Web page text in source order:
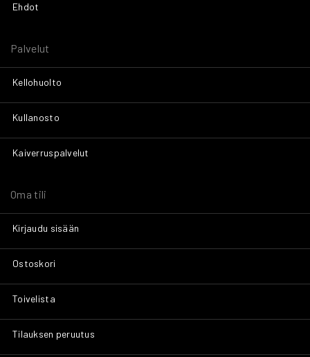
Ehdot
Palvelut
Kellohuolto
Kullanosto
Kaiverruspalvelut
Oma tili
Kirjaudu sisään
Ostoskori
Toivelista
Tilauksen peruutus